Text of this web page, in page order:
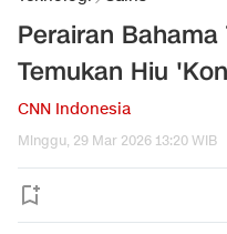
Perairan
Temukan Hiu
CNN Indonesia
Minggu, 29 Mar 2026 13:20 WIB